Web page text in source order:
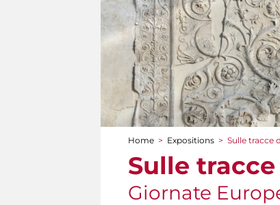
You are here
Home > Expositions > Sulle tracce
Sulle tracce
Giornate